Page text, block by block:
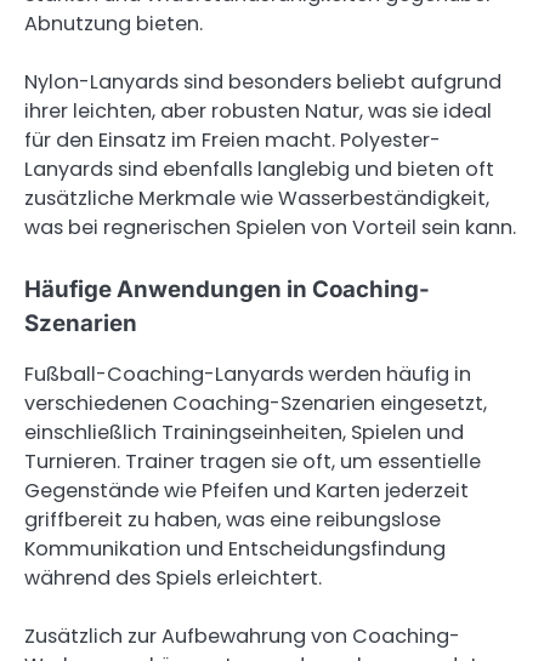
Abnutzung bieten.
Nylon-Lanyards sind besonders beliebt aufgrund
ihrer leichten, aber robusten Natur, was sie ideal
für den Einsatz im Freien macht. Polyester-
Lanyards sind ebenfalls langlebig und bieten oft
zusätzliche Merkmale wie Wasserbeständigkeit,
was bei regnerischen Spielen von Vorteil sein kann.
Häufige Anwendungen in Coaching-
Szenarien
Fußball-Coaching-Lanyards werden häufig in
verschiedenen Coaching-Szenarien eingesetzt,
einschließlich Trainingseinheiten, Spielen und
Turnieren. Trainer tragen sie oft, um essentielle
Gegenstände wie Pfeifen und Karten jederzeit
griffbereit zu haben, was eine reibungslose
Kommunikation und Entscheidungsfindung
während des Spiels erleichtert.
Zusätzlich zur Aufbewahrung von Coaching-